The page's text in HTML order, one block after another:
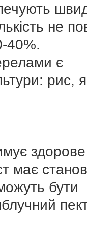
не
40%.
є
рис,
здорове
має
бути